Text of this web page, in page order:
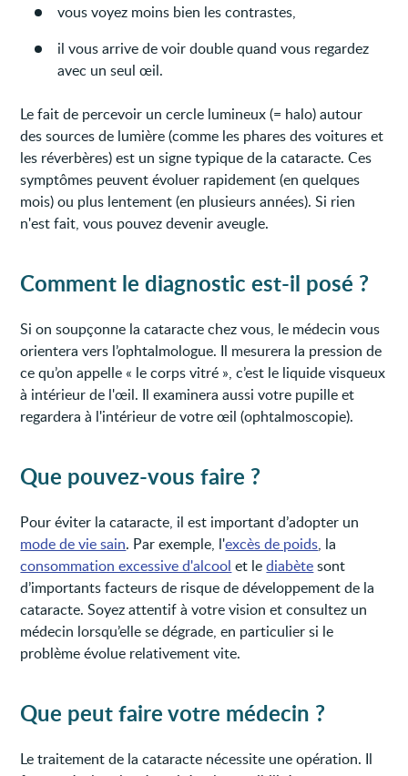
vous voyez moins bien les contrastes,
il vous arrive de voir double quand vous regardez
avec un seul œil.
Le fait de percevoir un cercle lumineux (= halo) autour
des sources de lumière (comme les phares des voitures et
les réverbères) est un signe typique de la cataracte. Ces
symptômes peuvent évoluer rapidement (en quelques
mois) ou plus lentement (en plusieurs années). Si rien
n'est fait, vous pouvez devenir aveugle.
Comment le diagnostic est-il posé ?
Si on soupçonne la cataracte chez vous, le médecin vous
orientera vers l’ophtalmologue. Il mesurera la pression de
ce qu’on appelle « le corps vitré », c’est le liquide visqueux
à intérieur de l'œil. Il examinera aussi votre pupille et
regardera à l'intérieur de votre œil (ophtalmoscopie).
Que pouvez-vous faire ?
Pour éviter la cataracte, il est important d’adopter un
mode de vie sain. Par exemple, l'excès de poids, la
consommation excessive d'alcool et lediabètesont
d’importants facteurs de risque de développement de la
cataracte. Soyez attentif à votre vision et consultez un
médecin lorsqu’elle se dégrade, en particulier si le
problème évolue relativement vite.
Que peut faire votre médecin ?
Le traitement de la cataracte nécessite une opération. Il